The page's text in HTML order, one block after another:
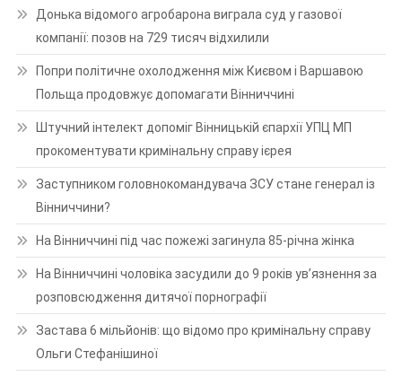
Донька відомого агробарона виграла суд у газової
компанії: позов на 729 тисяч відхилили
Попри політичне охолодження між Києвом і Варшавою
Польща продовжує допомагати Вінниччині
Штучний інтелект допоміг Вінницькій єпархії УПЦ МП
прокоментувати кримінальну справу ієрея
Заступником головнокомандувача ЗСУ стане генерал із
Вінниччини?
На Вінниччині під час пожежі загинула 85-річна жінка
На Вінниччині чоловіка засудили до 9 років ув’язнення за
розповсюдження дитячої порнографії
Застава 6 мільйонів: що відомо про кримінальну справу
Ольги Стефанішиної